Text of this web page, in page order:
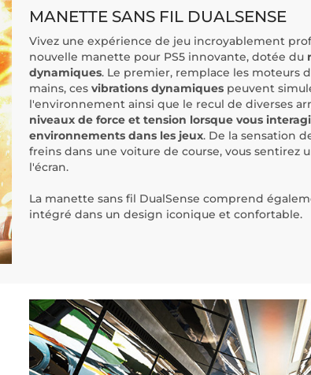
MANETTE SANS FIL DUALSENSE
Vivez une expérience de jeu incroyablement
nouvelle manette pour PS5 innovante, dotée du
dynamiques. Le premier, remplace les moteurs
mains, ces vibrations dynamiques peuvent
l'environnement ainsi que le recul de diverses
niveaux de force et tension lorsque vous
environnements dans les jeux. De la sensation
freins dans une voiture de course, vous sentirez
l'écran.
La manette sans fil DualSense comprend
intégré dans un design iconique et confortable.